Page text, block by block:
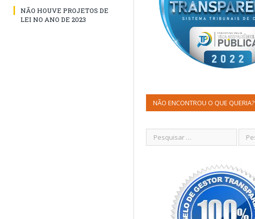
NÃO HOUVE PROJETOS DE
LEI NO ANO DE 2023
NÃO ENCONTROU O QUE QUERIA?